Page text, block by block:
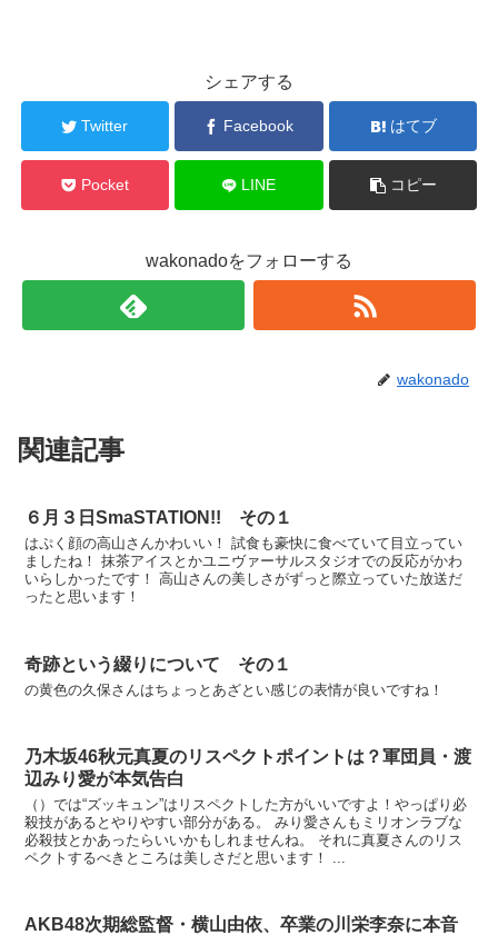
シェアする
Twitter Facebook はてブ
Pocket LINE コピー
wakonadoをフォローする
wakonado
関連記事
６月３日SmaSTATION!! その１
はぷく顔の高山さんかわいい！ 試食も豪快に食べていて目立ってい
ましたね！ 抹茶アイスとかユニヴァーサルスタジオでの反応がかわ
いらしかったです！ 高山さんの美しさがずっと際立っていた放送だ
ったと思います！
奇跡という綴りについて その１
の黄色の久保さんはちょっとあざとい感じの表情が良いですね！
乃木坂46秋元真夏のリスペクトポイントは？軍団員・渡
辺みり愛が本気告白
（）では“ズッキュン”はリスペクトした方がいいですよ！やっぱり必
殺技があるとやりやすい部分がある。 みり愛さんもミリオンラブな
必殺技とかあったらいいかもしれませんね。 それに真夏さんのリス
ペクトするべきところは美しさだと思います！ ...
AKB48次期総監督・横山由依、卒業の川栄李奈に本音